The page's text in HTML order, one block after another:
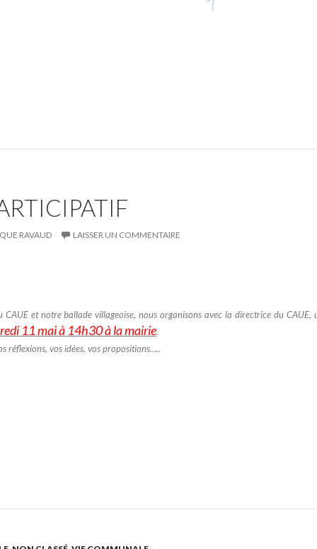
RAVAUD LAISSER UN COMMENTAIRE
et notre ballade villageoise, nous organisons avec la directrice du CAUE,
11 mai à 14h30 à la mairie.
réflexions, vos idées, vos propositions…..